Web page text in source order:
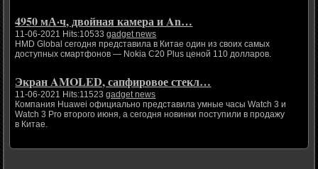
4950 мА·ч, двойная камера и An…
11-06-2021 Hits:10533gadget news
HMD Global сегодня представила в Китае один из своих самых
доступных смартфонов — Nokia C20 Plus ценой 110 долларов.
Экран AMOLED, сапфировое стекл…
11-06-2021 Hits:11523gadget news
Компания Huawei официально представила умные часы Watch 3 и
Watch 3 Pro второго июня, а сегодня новинки поступили в продажу
в Китае.